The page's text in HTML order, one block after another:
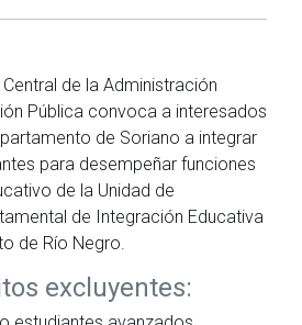
de la Administración
Pública convoca a interesados
de Soriano a integrar
para desempeñar funciones
de la Unidad de
de Integración Educativa
de Río Negro.
excluyentes: